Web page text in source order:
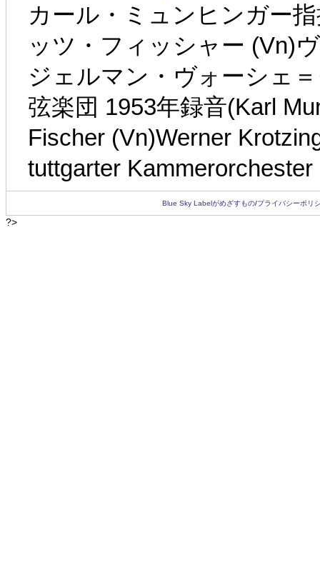
カール・ミュンヒンガー
ッツ・フィッシャー (Vn)
ジェルマン・ヴォーシェ
弦楽団 1953年録音(Karl
Fischer (Vn)Werner
tuttgarter
Blue Sky Labelがめざすもの/プライバシーポリ
?>